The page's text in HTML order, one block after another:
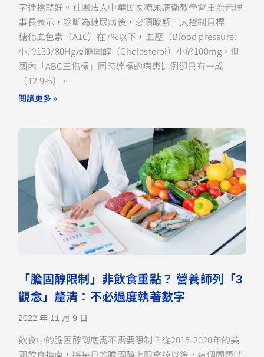
字達標就好。社團法人中華民國糖尿病衛教學會王治元理
事長表示，診斷為糖尿病後，必須瞭解三大控制目標──
糖化血色素（A1C）在7%以下，血壓（Blood pressure）
小於130/80Hg及膽固醇（Cholesterol）小於100mg，但
國內「ABC三指標」同時達標的病患比例卻只有一成
（12.9%）。
閱讀更多 »
「膽固醇限制」非飲食重點？ 營養師列「3
觀念」釐清：不必過度執著數字
2022 年 11 月 9 日
飲食中的膽固醇到底需不需要限制？從2015-2020年的美
國飲食指南，將每日的膽固醇上限拿掉以後，這個問題就